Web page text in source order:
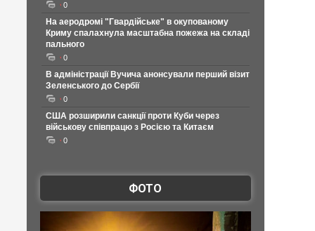
0
На аеродромі "Гвардійське" в окупованому
Криму спалахнула масштабна пожежа на складі
пального
0
В адміністрації Вучича анонсували перший візит
Зеленського до Сербії
0
США розширили санкції проти Куби через
військову співпрацю з Росією та Китаєм
0
ФОТО